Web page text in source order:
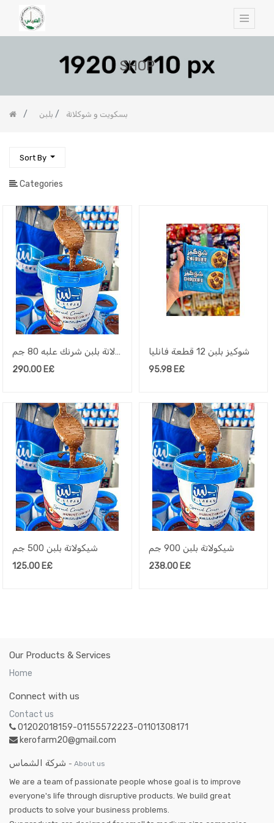
SHOP
بسكويت و شوكلاتة بلبن
Sort By
Categories
شيكولاتة بلبن شرنك علبه 80 جم
290.00 E£
شوكيز بلبن 12 قطعة فانليا
95.98E£
شيكولاتة بلبن 500 جم
125.00E£
شيكولاتة بلبن 900 جم
238.00E£
Our Products & Services
Home
Connect with us
Contact us
01202018159-01155572223-01101308171
kerofarm20@gmail.com
شركة الشماس - About us
We are a team of passionate people whose goal is to improve
everyone's life through disruptive products. We build great
products to solve your business problems.